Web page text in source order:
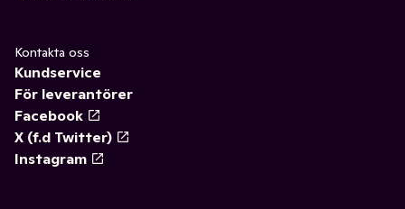
Kontakta oss
Kundservice
För leverantörer
Facebook
X (f.d Twitter)
Instagram